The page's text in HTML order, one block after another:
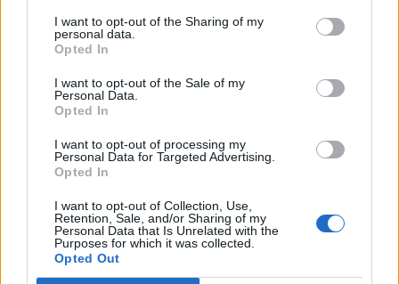
I want to opt-out of the Sharing of my
personal data.
Opted In
I want to opt-out of the Sale of my
Personal Data.
Opted In
I want to opt-out of processing my
Personal Data for Targeted Advertising.
Opted In
I want to opt-out of Collection, Use,
Retention, Sale, and/or Sharing of my
Personal Data that Is Unrelated with the
Purposes for which it was collected.
Opted Out
pensii!
ședința conducerii PNL pe tema pensiilor: „Ce
sunt, papagal?”. Au promis creșteri de 15%,
premierul Ciucă le mărește cu doar 6,2% pentru
că așa i-a zis „Marcel”
Statele UE caută soluții să ajute și corupta
Românie să intre în Spațiul Schengen: se
discută formarea unei comisii de monitorizare